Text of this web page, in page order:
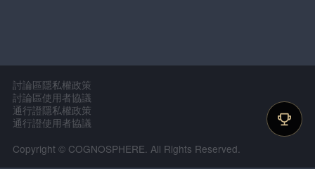
討論區隱私權政策
討論區使用者協議
通行證隱私權政策
通行證使用者協議
Copyright © COGNOSPHERE. All Rights Reserved.